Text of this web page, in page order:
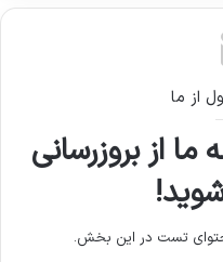
از ما
از بروزرسانی
تست در این بخش.